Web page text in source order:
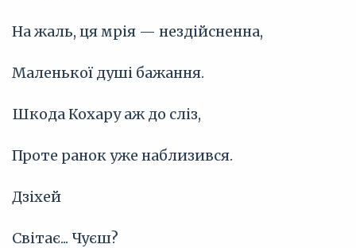
На жаль, ця мрія — нездійсненна,
Маленької душі бажання.
Шкода Кохару аж до сліз,
Проте ранок уже наблизився.
Дзіхей
Світає... Чуєш?